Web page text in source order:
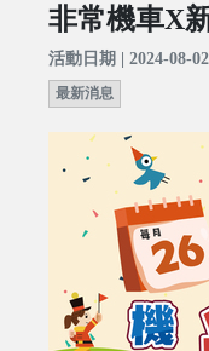
非常機車X
活動日期 | 2024-08-
最新消息